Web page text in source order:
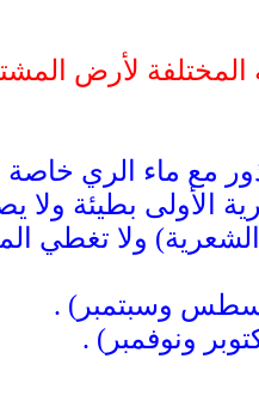
المختلفة لأرض
مع ماء الري
الأولى بطيئة ولا
ولا تغطي